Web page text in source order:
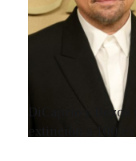
DiCaprio y Bezos
extinción a 100